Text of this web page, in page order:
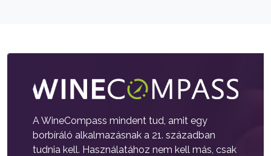
A WineCompass mindent tud, amit egy
borbíráló alkalmazásnak a 21. században
tudnia kell. Használatához nem kell más, csak